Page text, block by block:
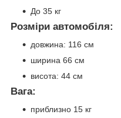
До 35 кг
Розміри автомобіля:
довжина: 116 см
ширина 66 см
висота: 44 см
Вага:
приблизно 15 кг